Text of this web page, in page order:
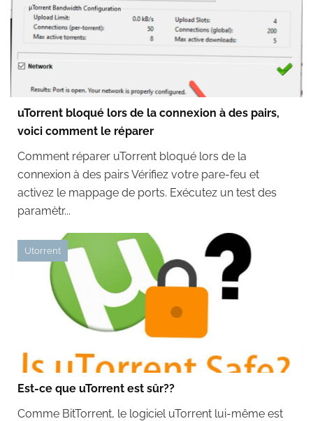
uTorrent bloqué lors de la connexion à des pairs,
voici comment le réparer
Comment réparer uTorrent bloqué lors de la
connexion à des pairs Vérifiez votre pare-feu et
activez le mappage de ports. Exécutez un test des
paramètr...
Utorrent
Est-ce que uTorrent est sûr??
Comme BitTorrent, le logiciel uTorrent lui-même est